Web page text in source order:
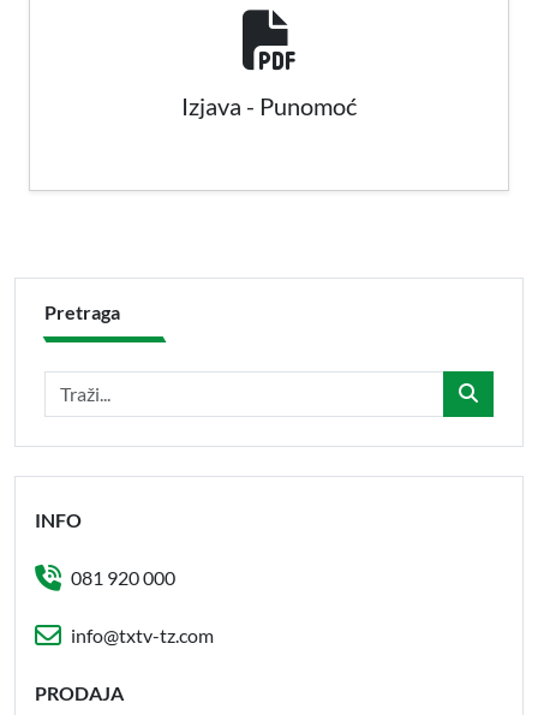
Izjava - Punomoć
Pretraga
INFO
081 920 000
info@txtv-tz.com
PRODAJA